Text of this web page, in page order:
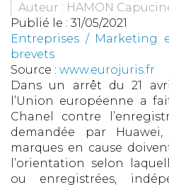
Auteur : HAMON
Publié le : 31/05/2021
Entreprises / Marketing
brevets
Source : www.eurojuris.fr
Dans un arrêt du 21
l’Union européenne a
Chanel contre
demandée par
marques en cause
l’orientation selon
ou enregistrées,